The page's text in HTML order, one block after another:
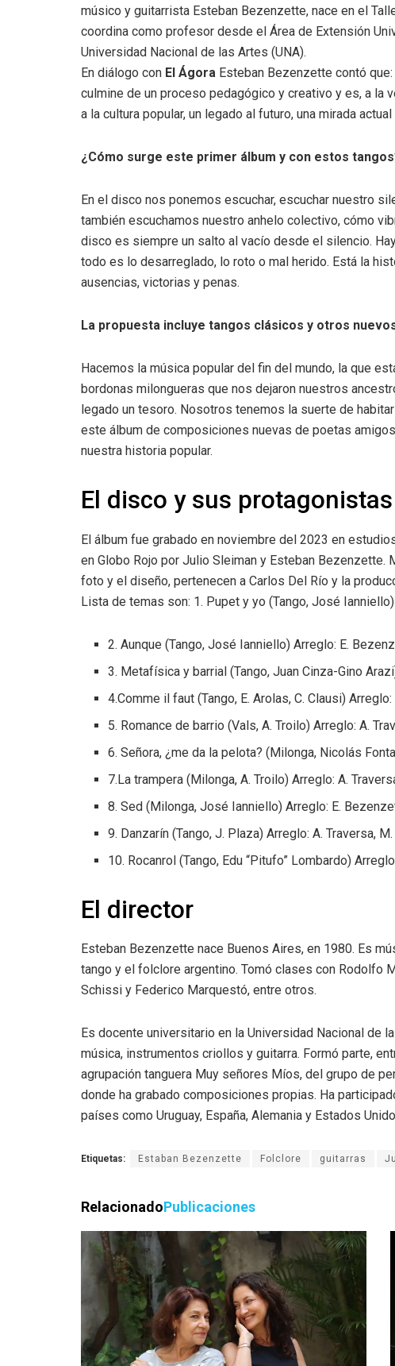
músico y guitarrista Esteban Bezenzette, nace en el
coordina como profesor desde el Área de Extensión
Universidad Nacional de las Artes (UNA).
En diálogo con El Ágora Esteban Bezenzette contó
culmine de un proceso pedagógico y creativo y es, a la
a la cultura popular, un legado al futuro, una mirada
¿Cómo surge este primer álbum y con estos
En el disco nos ponemos escuchar, escuchar nuestro
también escuchamos nuestro anhelo colectivo, cómo
disco es siempre un salto al vacío desde el silencio.
todo es lo desarreglado, lo roto o mal herido. Está la
ausencias, victorias y penas.
La propuesta incluye tangos clásicos y otros
Hacemos la música popular del fin del mundo, la que
bordonas milongueras que nos dejaron nuestros
legado un tesoro. Nosotros tenemos la suerte de
este álbum de composiciones nuevas de poetas
nuestra historia popular.
El disco y sus protagonistas
El álbum fue grabado en noviembre del 2023 en
en Globo Rojo por Julio Sleiman y Esteban Bezenzette.
foto y el diseño, pertenecen a Carlos Del Río y la
Lista de temas son: 1. Pupet y yo (Tango, José
2. Aunque (Tango, José Ianniello) Arreglo: E.
3. Metafísica y barrial (Tango, Juan Cinza-Gino
4.Comme il faut (Tango, E. Arolas, C. Clausi)
5. Romance de barrio (Vals, A. Troilo) Arreglo: A.
6. Señora, ¿me da la pelota? (Milonga, Nicolás
7.La trampera (Milonga, A. Troilo) Arreglo: A.
8. Sed (Milonga, José Ianniello) Arreglo: E.
9. Danzarín (Tango, J. Plaza) Arreglo: A. Traversa,
10. Rocanrol (Tango, Edu “Pitufo” Lombardo)
El director
Esteban Bezenzette nace Buenos Aires, en 1980. Es
tango y el folclore argentino. Tomó clases con Rodolfo
Schissi y Federico Marquestó, entre otros.
Es docente universitario en la Universidad Nacional de
música, instrumentos criollos y guitarra. Formó parte,
agrupación tanguera Muy señores Míos, del grupo de
donde ha grabado composiciones propias. Ha
países como Uruguay, España, Alemania y Estados
Etiquetas: Estaban Bezenzette Folclore guitarras
RelacionadoPublicaciones